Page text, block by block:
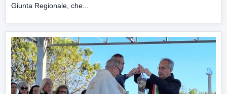
Giunta Regionale, che...